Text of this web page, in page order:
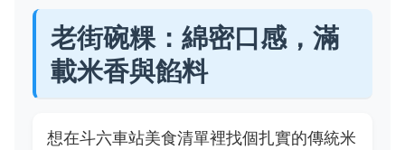
老街碗粿：綿密口感，滿
載米香與餡料
想在斗六車站美食清單裡找個扎實的傳統米